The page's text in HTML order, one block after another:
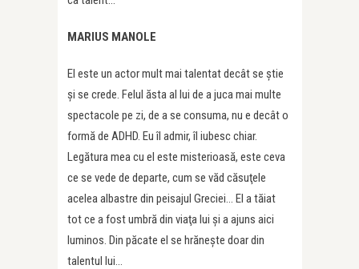
MARIUS MANOLE
El este un actor mult mai talentat decât se ştie
şi se crede. Felul ăsta al lui de a juca mai multe
spectacole pe zi, de a se consuma, nu e decât o
formă de ADHD. Eu îl admir, îl iubesc chiar.
Legătura mea cu el este misterioasă, este ceva
ce se vede de departe, cum se văd căsuţele
acelea albastre din peisajul Greciei… El a tăiat
tot ce a fost umbră din viaţa lui şi a ajuns aici
luminos. Din păcate el se hrăneşte doar din
talentul lui…